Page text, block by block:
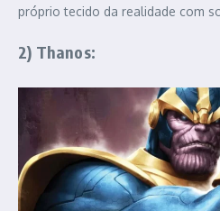
próprio tecido da realidade com
2) Thanos: